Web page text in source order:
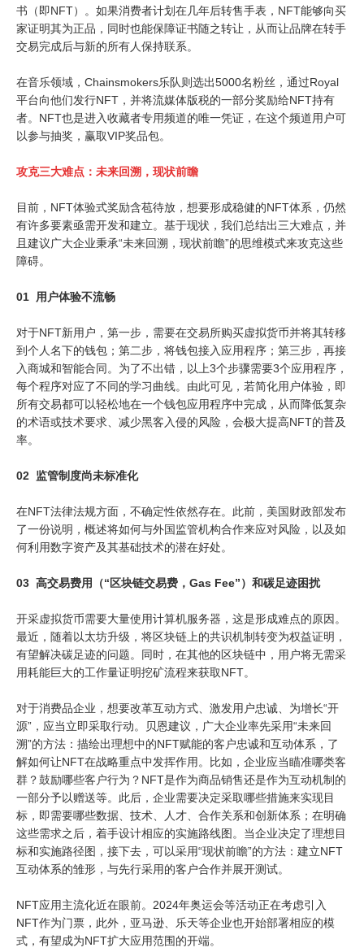
书（即NFT）。如果消费者计划在几年后转售手表，NFT能够向买
家证明其为正品，同时也能保障证书随之转让，从而让品牌在转手
交易完成后与新的所有人保持联系。
在音乐领域，Chainsmokers乐队则选出5000名粉丝，通过Royal
平台向他们发行NFT，并将流媒体版税的一部分奖励给NFT持有
者。NFT也是进入收藏者专用频道的唯一凭证，在这个频道用户可
以参与抽奖，赢取VIP奖品包。
攻克三大难点：未来回溯，现状前瞻
目前，NFT体验式奖励含苞待放，想要形成稳健的NFT体系，仍然
有许多要素亟需开发和建立。基于现状，我们总结出三大难点，并
且建议广大企业秉承“未来回溯，现状前瞻”的思维模式来攻克这些
障碍。
01 用户体验不流畅
对于NFT新用户，第一步，需要在交易所购买虚拟货币并将其转移
到个人名下的钱包；第二步，将钱包接入应用程序；第三步，再接
入商城和智能合同。为了不出错，以上3个步骤需要3个应用程序，
每个程序对应了不同的学习曲线。由此可见，若简化用户体验，即
所有交易都可以轻松地在一个钱包应用程序中完成，从而降低复杂
的术语或技术要求、减少黑客入侵的风险，会极大提高NFT的普及
率。
02 监管制度尚未标准化
在NFT法律法规方面，不确定性依然存在。此前，美国财政部发布
了一份说明，概述将如何与外国监管机构合作来应对风险，以及如
何利用数字资产及其基础技术的潜在好处。
03 高交易费用（“区块链交易费，Gas Fee”）和碳足迹困扰
开采虚拟货币需要大量使用计算机服务器，这是形成难点的原因。
最近，随着以太坊升级，将区块链上的共识机制转变为权益证明，
有望解决碳足迹的问题。同时，在其他的区块链中，用户将无需采
用耗能巨大的工作量证明挖矿流程来获取NFT。
对于消费品企业，想要改革互动方式、激发用户忠诚、为增长“开
源”，应当立即采取行动。贝恩建议，广大企业率先采用“未来回
溯”的方法：描绘出理想中的NFT赋能的客户忠诚和互动体系，了
解如何让NFT在战略重点中发挥作用。比如，企业应当瞄准哪类客
群？鼓励哪些客户行为？NFT是作为商品销售还是作为互动机制的
一部分予以赠送等。此后，企业需要决定采取哪些措施来实现目
标，即需要哪些数据、技术、人才、合作关系和创新体系；在明确
这些需求之后，着手设计相应的实施路线图。当企业决定了理想目
标和实施路径图，接下去，可以采用“现状前瞻”的方法：建立NFT
互动体系的雏形，与先行采用的客户合作并展开测试。
NFT应用主流化近在眼前。2024年奥运会等活动正在考虑引入
NFT作为门票，此外，亚马逊、乐天等企业也开始部署相应的模
式，有望成为NFT扩大应用范围的开端。